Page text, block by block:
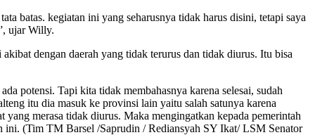
batas. kegiatan ini yang seharusnya tidak harus disini, tetapi saya
ujar Willy.
dengan daerah yang tidak terurus dan tidak diurus. Itu bisa
potensi. Tapi kita tidak membahasnya karena selesai, sudah
itu dia masuk ke provinsi lain yaitu salah satunya karena
merasa tidak diurus. Maka mengingatkan kepada pemerintah
ini. (Tim TM Barsel /Saprudin / Rediansyah SY Ikat/ LSM Senator